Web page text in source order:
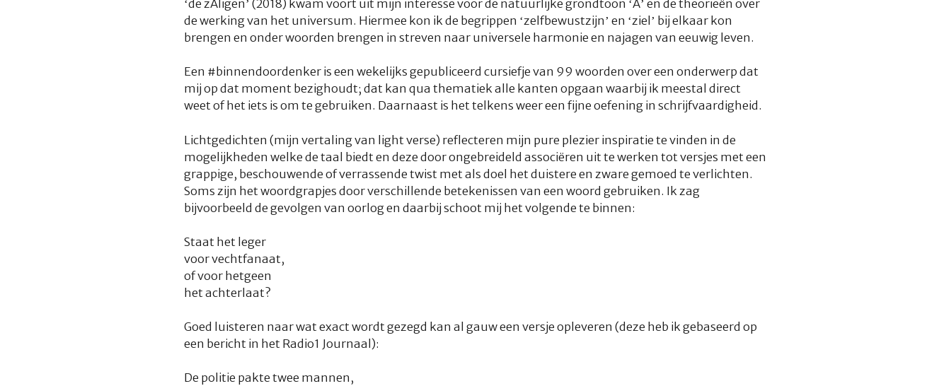
‘de zAligen’ (2018) kwam voort uit mijn interesse voor de natuurlijke grondtoon ‘A’ en de theorieën over
de werking van het universum. Hiermee kon ik de begrippen ‘zelfbewustzijn’ en ‘ziel’ bij elkaar kon
brengen en onder woorden brengen in streven naar universele harmonie en najagen van eeuwig leven.
Een #binnendoordenkeris een wekelijks gepubliceerd cursiefje van 99 woorden over een onderwerp dat
mij op dat moment bezighoudt; dat kan qua thematiek alle kanten opgaan waarbij ik meestal direct
weet of het iets is om te gebruiken. Daarnaast is het telkens weer een fijne oefening in schrijfvaardigheid.
Lichtgedichten (mijn vertaling van light verse) reflecteren mijn pure plezier inspiratie te vinden in de
mogelijkheden welke de taal biedt en deze door ongebreideld associëren uit te werken tot versjes met een
grappige, beschouwende of verrassende twist met als doel het duistere en zware gemoed te verlichten.
Soms zijn het woordgrapjes door verschillende betekenissen van een woord gebruiken. Ik zag
bijvoorbeeld de gevolgen van oorlog en daarbij schoot mij het volgende te binnen:
Staat het leger
voor vechtfanaat,
of voor hetgeen
het achterlaat?
Goed luisteren naar wat exact wordt gezegd kan al gauw een versje opleveren (deze heb ik gebaseerd op
een bericht in het Radio1 Journaal):
De politie pakte twee mannen,